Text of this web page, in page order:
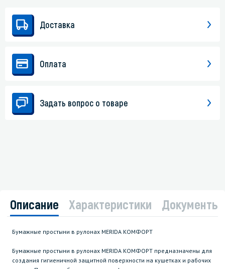
Доставка
Оплата
Задать вопрос о товаре
Описание Характеристики Документы
Бумажные простыни в рулонах MERIDA КОМФОРТ
Бумажные простыни в рулонах MERIDA КОМФОРТ предназначены для
создания гигиеничной защитной поверхности на кушетках и рабочих